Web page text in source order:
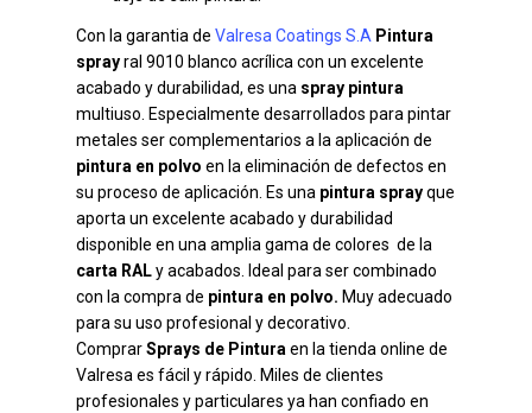
Con la garantia de Valresa Coatings S.A Pintura
sprayral 9010 blanco acrílica con un excelente
acabado y durabilidad, es una spray pintura
multiuso. Especialmente desarrollados para pintar
metales ser complementarios a la aplicación de
pintura en polvo en la eliminación de defectos en
su proceso de aplicación. Es una pintura sprayque
aporta un excelente acabado y durabilidad
disponible en una amplia gama de colores de la
carta RALy acabados. Ideal para ser combinado
con la compra de pintura en polvo. Muy adecuado
para su uso profesional y decorativo.
ComprarSprays de Pintura en la tienda online de
Valresa es fácil y rápido. Miles de clientes
profesionales y particulares ya han confiado en